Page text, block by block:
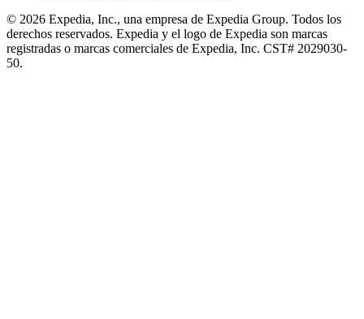
© 2026 Expedia, Inc., una empresa de Expedia Group. Todos los
derechos reservados. Expedia y el logo de Expedia son marcas
registradas o marcas comerciales de Expedia, Inc. CST# 2029030-
50.